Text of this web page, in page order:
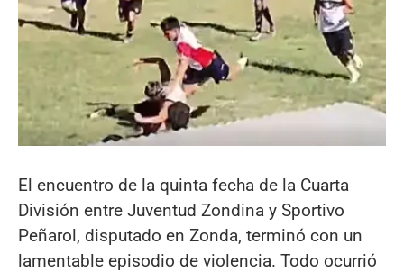
El encuentro de la quinta fecha de la Cuarta
División entre Juventud Zondina y Sportivo
Peñarol, disputado en Zonda, terminó con un
lamentable episodio de violencia. Todo ocurrió